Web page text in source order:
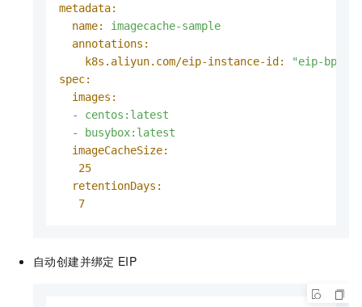
metadata:
name:
imagecache-sample
annotations:
k8s.aliyun.com/eip-instance-id:
"eip-
spec:
images:
-
centos:latest
-
busybox:latest
imageCacheSize:
25
retentionDays:
7
自动创建并绑定 EIP